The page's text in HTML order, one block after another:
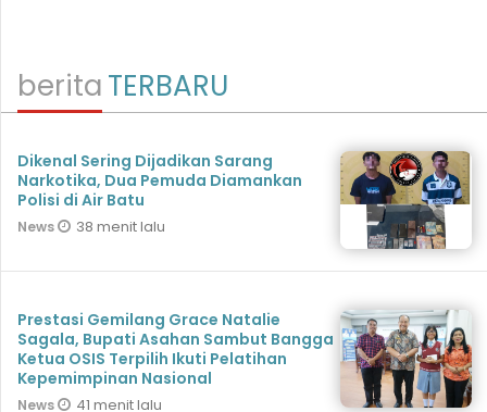
beritaTERBARU
Dikenal Sering Dijadikan Sarang
Narkotika, Dua Pemuda Diamankan
Polisi di Air Batu
News 38 menit lalu
Prestasi Gemilang Grace Natalie
Sagala, Bupati Asahan Sambut Bangga
Ketua OSIS Terpilih Ikuti Pelatihan
Kepemimpinan Nasional
News 41 menit lalu